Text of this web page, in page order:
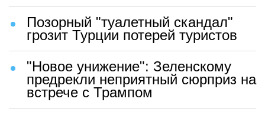
Позорный "туалетный скандал"
грозит Турции потерей туристов
"Новое унижение": Зеленскому
предрекли неприятный сюрприз на
встрече с Трампом